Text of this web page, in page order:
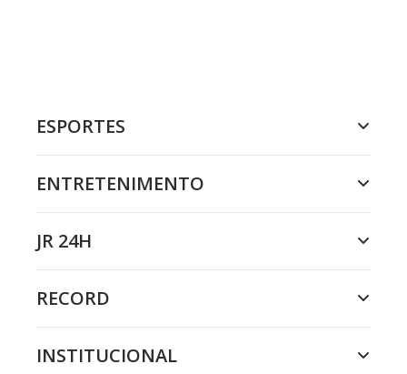
ESPORTES
ENTRETENIMENTO
JR 24H
RECORD
INSTITUCIONAL